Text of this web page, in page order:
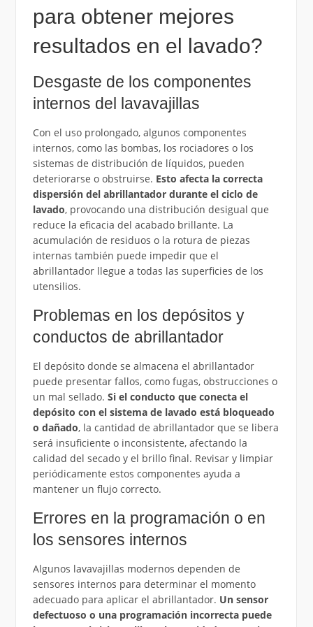
para obtener mejores
resultados en el lavado?
Desgaste de los componentes
internos del lavavajillas
Con el uso prolongado, algunos componentes
internos, como las bombas, los rociadores o los
sistemas de distribución de líquidos, pueden
deteriorarse o obstruirse. Esto afecta la correcta
dispersión del abrillantador durante el ciclo de
lavado, provocando una distribución desigual que
reduce la eficacia del acabado brillante. La
acumulación de residuos o la rotura de piezas
internas también puede impedir que el
abrillantador llegue a todas las superficies de los
utensilios.
Problemas en los depósitos y
conductos de abrillantador
El depósito donde se almacena el abrillantador
puede presentar fallos, como fugas, obstrucciones o
un mal sellado. Si el conducto que conecta el
depósito con el sistema de lavado está bloqueado
o dañado, la cantidad de abrillantador que se libera
será insuficiente o inconsistente, afectando la
calidad del secado y el brillo final. Revisar y limpiar
periódicamente estos componentes ayuda a
mantener un flujo correcto.
Errores en la programación o en
los sensores internos
Algunos lavavajillas modernos dependen de
sensores internos para determinar el momento
adecuado para aplicar el abrillantador. Un sensor
defectuoso o una programación incorrecta puede